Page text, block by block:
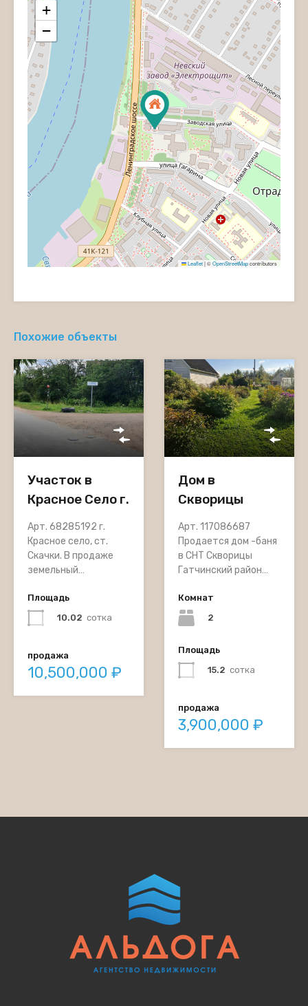
+
−
Leaflet|©OpenStreetMapcontributors
Похожие объекты
Участок в
Красное Село г.
Арт. 68285192 г.
Красное село, ст.
Скачки. В продаже
земельный…
Площадь
10.02 сотка
продажа
10,500,000 ₽
Дом в
Скворицы
Арт. 117086687
Продается дом -баня
в СНТ Скворицы
Гатчинский район…
Комнат
2
Площадь
15.2 сотка
продажа
3,900,000 ₽